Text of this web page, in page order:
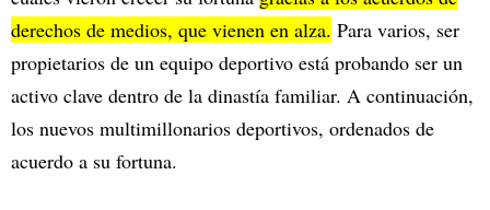
derechos de medios, que vienen en alza. Para varios, ser
propietarios de un equipo deportivo está probando ser un
activo clave dentro de la dinastía familiar. A continuación,
los nuevos multimillonarios deportivos, ordenados de
acuerdo a su fortuna.